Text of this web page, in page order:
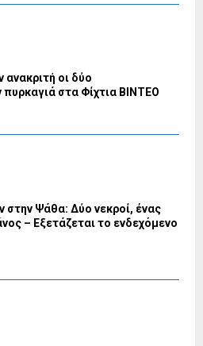
ανακριτή οι δύο
πυρκαγιά στα Φίχτια ΒΙΝΤΕΟ
στην Ψάθα: Δύο νεκροί, ένας
– Εξετάζεται το ενδεχόμενο